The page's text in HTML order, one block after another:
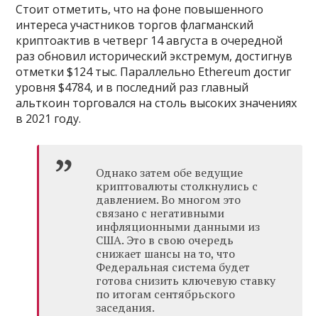
Стоит отметить, что на фоне повышенного
интереса участников торгов флагманский
криптоактив в четверг 14 августа в очередной
раз обновил исторический экстремум, достигнув
отметки $124 тыс. Параллельно Ethereum достиг
уровня $4784, и в последний раз главный
альткоин торговался на столь высоких значениях
в 2021 году.
Однако затем обе ведущие
криптовалюты столкнулись с
давлением. Во многом это
связано с негативными
инфляционными данными из
США. Это в свою очередь
снижает шансы на то, что
Федеральная система будет
готова снизить ключевую ставку
по итогам сентябрьского
заседания.